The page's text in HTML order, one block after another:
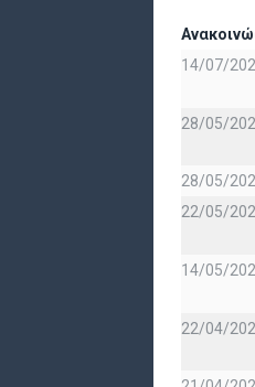
14/07/
28/05/
28/05/
22/05/
14/05/
22/04/